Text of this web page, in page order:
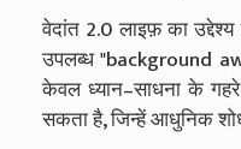
वेदांत 2.0 लाइफ़ का
उपलब्ध "background
केवल ध्यान–साधना के
सकता है, जिन्हें आधुनिक